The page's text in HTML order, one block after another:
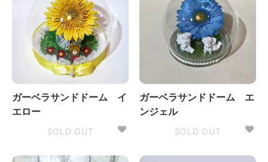
ガーベラサンドドーム イ
エロー
SOLD OUT
ガーベラサンドドーム エ
ンジェル
SOLD OUT